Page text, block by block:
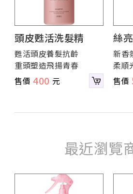
頭皮甦活洗髮精
甦活頭皮養髮抗齡
重頭塑造飛揚青春
400
絲
新香
柔順
最近瀏覽